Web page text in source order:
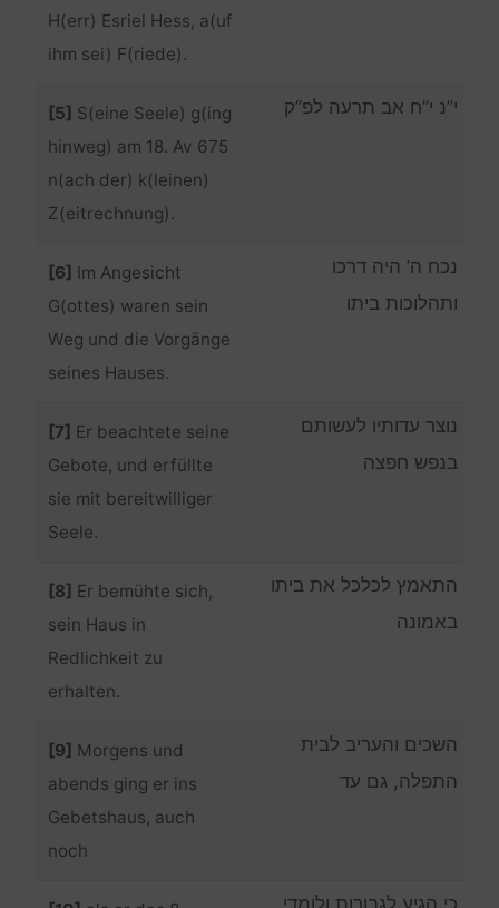
H(err) Esriel Hess, a(uf
ihm sei) F(riede).
[5] S(eine Seele) g(ing
hinweg) am 18. Av 675
n(ach der) k(leinen)
Z(eitrechnung).
י”נ י”ח אב תרעה לפ”ק
[6] Im Angesicht
G(ottes) waren sein
Weg und die Vorgänge
seines Hauses.
נכח ה’ היה דרכו
ותהלוכות ביתו‎‏‏
[7] Er beachtete seine
Gebote, und erfüllte
sie mit bereitwilliger
Seele.
נוצר עדותיו לעשותם
בנפש חפצה
[8] Er bemühte sich,
sein Haus in
Redlichkeit zu
erhalten.
התאמץ לכלכל את ביתו
באמונה
[9] Morgens und
abends ging er ins
Gebetshaus, auch
noch
השכים והעריב לבית
התפלה, גם עד